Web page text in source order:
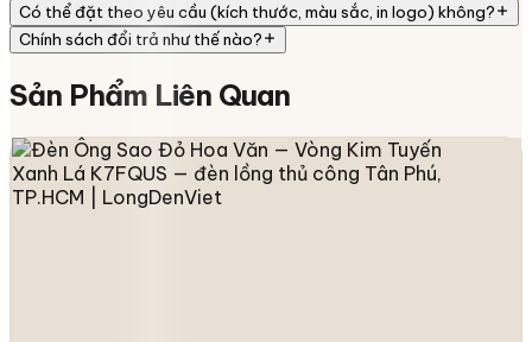
Có thể đặt theo yêu cầu (kích thước, màu sắc, in logo) không?
Chính sách đổi trả như thế nào?
Sản Phẩm Liên Quan